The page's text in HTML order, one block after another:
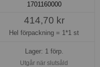
1701160000
414,70 kr
Hel förpackning = 1*1 st
Lager: 1 förp.
Utgår när slutsåld